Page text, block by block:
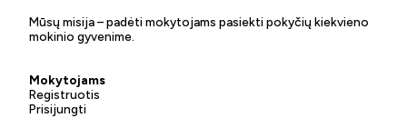
Mūsų misija – padėti mokytojams pasiekti pokyčių kiekvieno
mokinio gyvenime.
Mokytojams
Registruotis
Prisijungti